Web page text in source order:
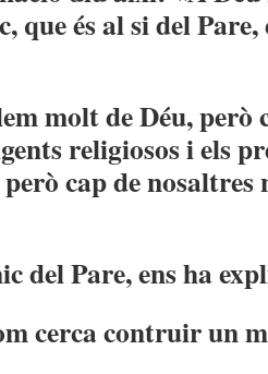
que és al si del Pare,
molt de Déu, però
religiosos i els
cap de nosaltres
del Pare, ens ha
cerca contruir un